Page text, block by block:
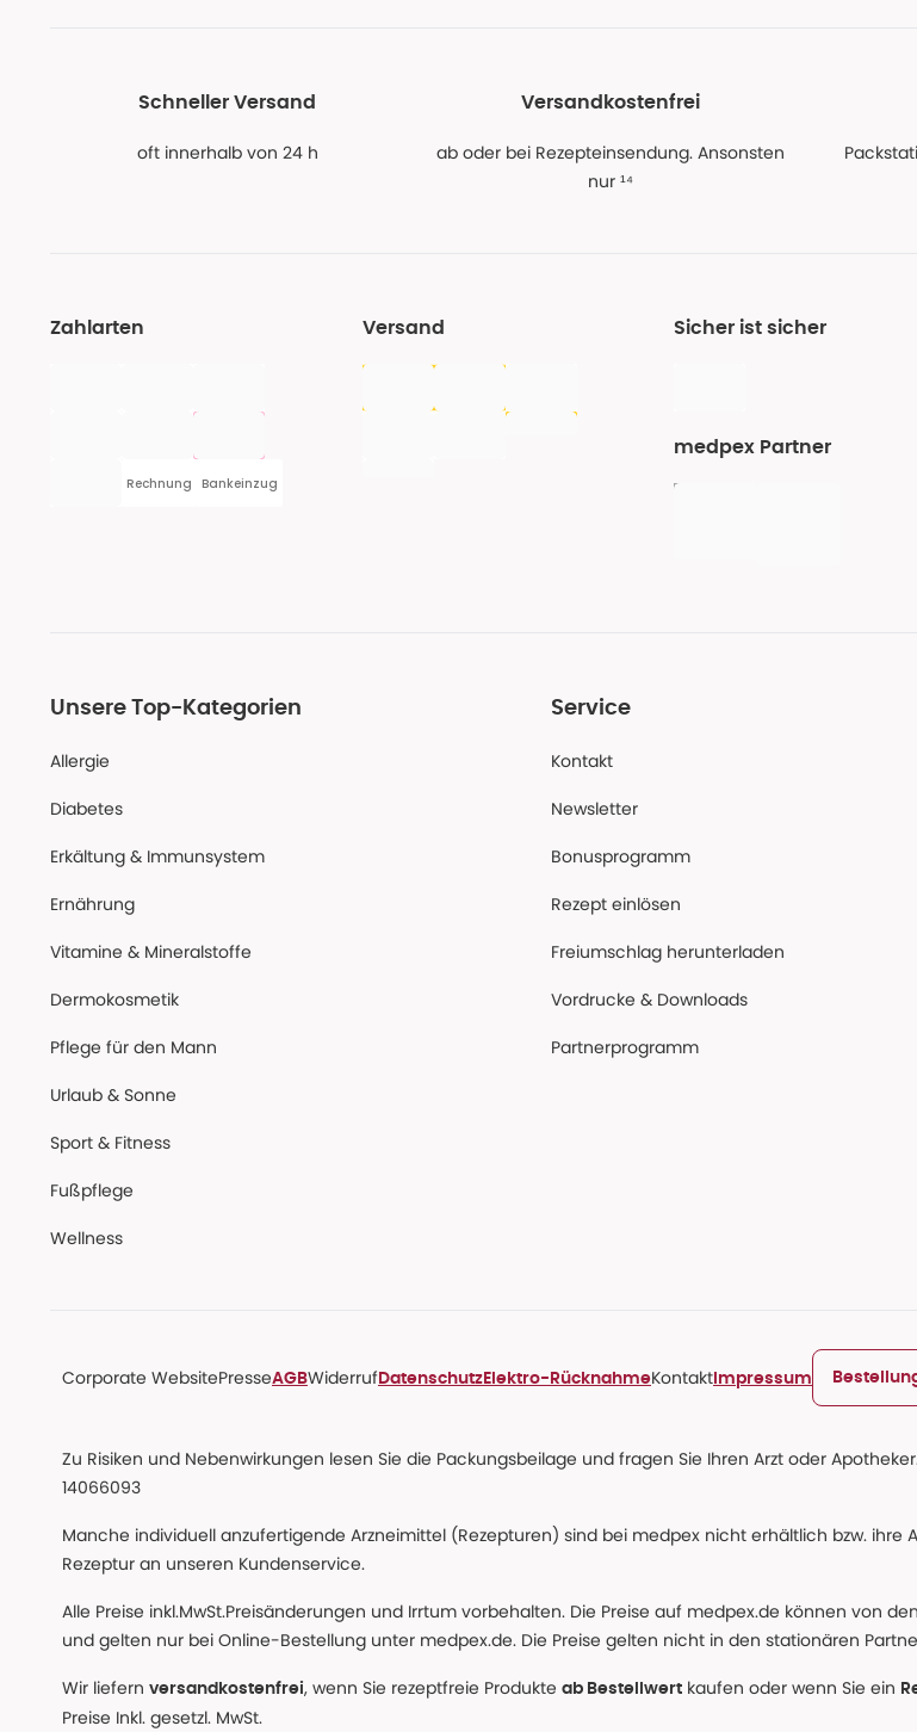
Schneller Versand
oft innerhalb von 24 h
Versandkostenfrei
ab oder bei Rezepteinsendung. Ansonsten
nur ¹⁴
Zahlarten
Rechnung Bankeinzug
Versand Sicher ist sicher
medpex Partner
Unsere Top-Kategorien
Allergie
Diabetes
Erkältung & Immunsystem
Ernährung
Vitamine & Mineralstoffe
Dermokosmetik
Pflege für den Mann
Urlaub & Sonne
Sport & Fitness
Fußpflege
Wellness
Service
Kontakt
Newsletter
Bonusprogramm
Rezept einlösen
Freiumschlag herunterladen
Vordrucke & Downloads
Partnerprogramm
Corporate WebsitePresseAGBWiderruf Datenschutz Elektro-RücknahmeKontakt Impressum
Zu Risiken und Nebenwirkungen lesen Sie die Packungsbeilage und fragen Sie Ihren Arzt oder
14066093
Manche individuell anzufertigende Arzneimittel (Rezepturen) sind bei medpex nicht erhältlich bzw.
Rezeptur an unseren Kundenservice.
Alle Preise inkl.MwSt.Preisänderungen und Irrtum vorbehalten. Die Preise auf medpex.de können von
und gelten nur bei Online-Bestellung unter medpex.de. Die Preise gelten nicht in den stationären
Wir liefern versandkostenfrei, wenn Sie rezeptfreie Produkte ab Bestellwert kaufen oder wenn Sie ein
Preise Inkl. gesetzl. MwSt.